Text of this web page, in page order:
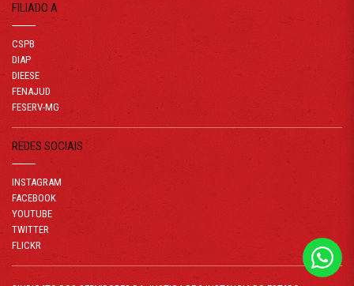
FILIADO A
CSPB
DIAP
DIEESE
FENAJUD
FESERV-MG
REDES SOCIAIS
INSTAGRAM
FACEBOOK
YOUTUBE
TWITTER
FLICKR